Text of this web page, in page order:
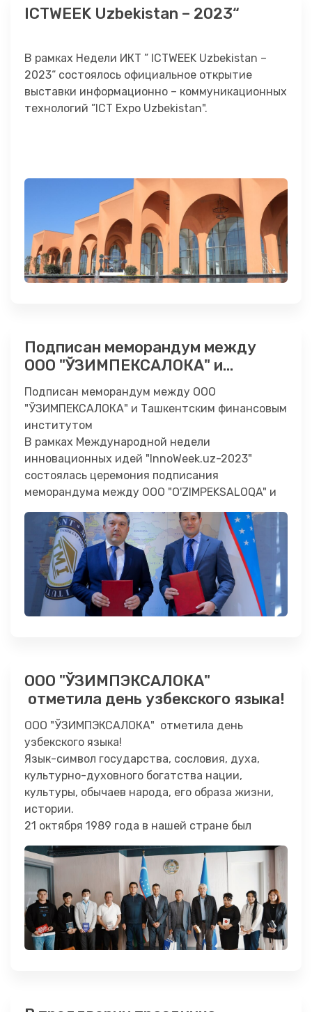
ICTWEEK Uzbekistan – 2023“
В рамках Недели ИКТ ” ICTWEEK Uzbekistan –
2023“ состоялось официальное открытие
выставки информационно – коммуникационных
технологий ”ICT Expo Uzbekistan".
Подписан меморандум между
ООО "ЎЗИМПЕКСАЛОКА" и
Ташкентским финансовым
институтом
Подписан меморандум между ООО
"ЎЗИМПЕКСАЛОКА" и Ташкентским финансовым
институтом
В рамках Международной недели
инновационных идей "InnoWeek.uz-2023"
состоялась церемония подписания
меморандума между ООО "O'ZIMPEKSALOQA" и
Ташкентским финансовым институтом,
направленного на развитие …
ООО "ЎЗИМПЭКСАЛОКА"
отметила день узбекского языка!
ООО "ЎЗИМПЭКСАЛОКА" отметила день
узбекского языка!
Язык-символ государства, сословия, духа,
культурно-духовного богатства нации,
культуры, обычаев народа, его образа жизни,
истории.
21 октября 1989 года в нашей стране был
принят закон …